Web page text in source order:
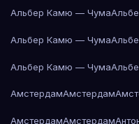
Альбер Камю — Чума
Альбер Камю — Чума
Альбер Камю — Чума
АмстердамАмстердам
АмстердамАмстердам